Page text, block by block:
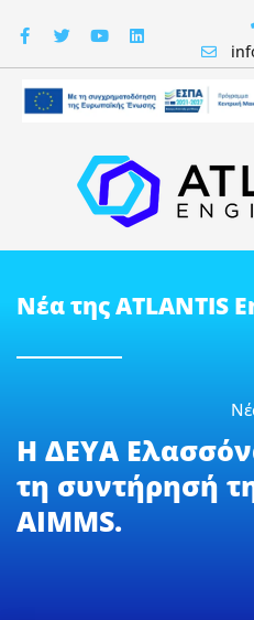
Νέα της ATLANTIS
H ΔΕΥΑ
τη συντήρησή
AIMMS.